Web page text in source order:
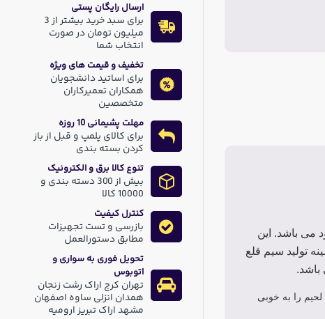
می باشد. این
تولید سیم قلع
لحیم را به خوبی
ارسال رایگان پستی
برای سبد خرید بیشتر از 3
میلیون تومان در صورت
انتخاب شما
تخفیف و قیمت های ویژه
برای اساتید دانشجویان
همکاران تعمیرکاران
متخصصین
مهلت پشیمانی 10 روزه
برای کالای پلمپ و قبل از باز
کردن بسته بندی
تنوع کالا برق و الکترونیک
بیش از 300 دسته بندی و
10000 کالا
کنترل کیفیت
بازرسی و تست تجهیزات
مطابق دستورالعمل
تحویل فوری به سواری و
اتوبوس
تهران کرج اراک رشت زنجان
همدان انزلی ساوه اصفهان
مشهد اراک تبریز ارومیه